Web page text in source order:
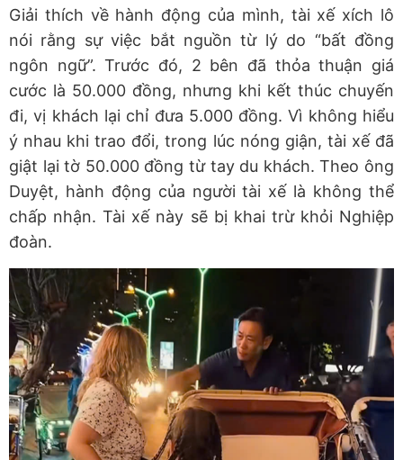
Giải thích về hành động của mình, tài xế xích lô
nói rằng sự việc bắt nguồn từ lý do “bất đồng
ngôn ngữ”. Trước đó, 2 bên đã thỏa thuận giá
cước là 50.000 đồng, nhưng khi kết thúc chuyến
đi, vị khách lại chỉ đưa 5.000 đồng. Vì không hiểu
ý nhau khi trao đổi, trong lúc nóng giận, tài xế đã
giật lại tờ 50.000 đồng từ tay du khách. Theo ông
Duyệt, hành động của người tài xế là không thể
chấp nhận. Tài xế này sẽ bị khai trừ khỏi Nghiệp
đoàn.